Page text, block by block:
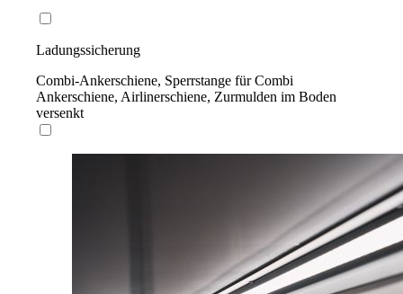
Ladungssicherung
Combi-Ankerschiene, Sperrstange für Combi
Ankerschiene, Airlinerschiene, Zurmulden im Boden
versenkt